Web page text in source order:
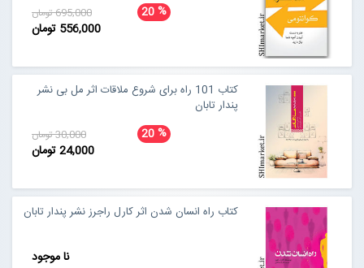
20% 695,000 تومان
556,000 تومان
کتاب 101 راه برای شروع ملاقات اثر مل بی نشر
پندار تابان
20% 30,000 تومان
24,000 تومان
کتاب راه انسان شدن اثر کارل راجرز نشر پندار تابان
نا موجود